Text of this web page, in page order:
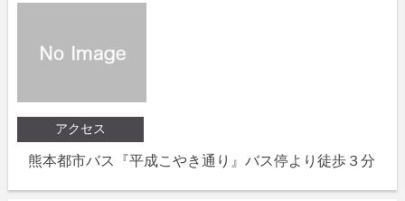
アクセス
熊本都市バス『平成こやき通り』バス停より徒歩３分